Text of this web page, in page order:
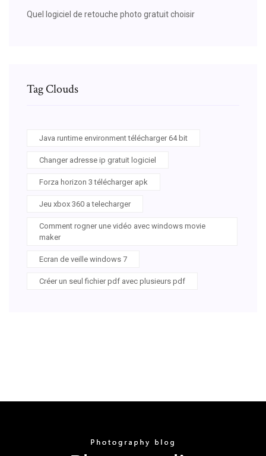
Quel logiciel de retouche photo gratuit choisir
Tag Clouds
Java runtime environment télécharger 64 bit
Changer adresse ip gratuit logiciel
Forza horizon 3 télécharger apk
Jeu xbox 360 a telecharger
Comment rogner une vidéo avec windows movie
maker
Ecran de veille windows 7
Créer un seul fichier pdf avec plusieurs pdf